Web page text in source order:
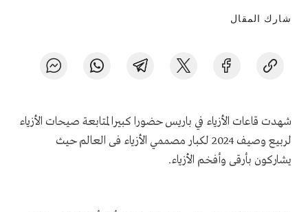
شارك المقال
شهدت قاعات الأزياء في باريس حضورا كبيرا لمتابعة صيحات الأزياء
لربيع وصيف 2024 لكبار مصممي الأزياء فى العالم حيث
يشاركون بأرقى وأفخم الأزياء.